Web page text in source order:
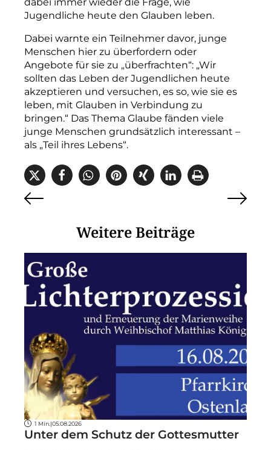
Jugendliche heute den Glauben leben.
Dabei warnte ein Teilnehmer davor, junge
Menschen hier zu überfordern oder
Angebote für sie zu „überfrachten“: „Wir
sollten das Leben der Jugendlichen heute
akzeptieren und versuchen, es so, wie sie es
leben, mit Glauben in Verbindung zu
bringen.“ Das Thema Glaube fänden viele
junge Menschen grundsätzlich interessant –
als „Teil ihres Lebens“.
Weitere Beiträge
1 Min. |05.08.2026
Unter dem Schutz der Gottesmutter